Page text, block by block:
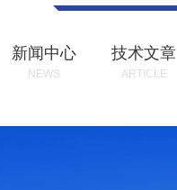
新闻中心
NEWS
技术文章
ARTICLE